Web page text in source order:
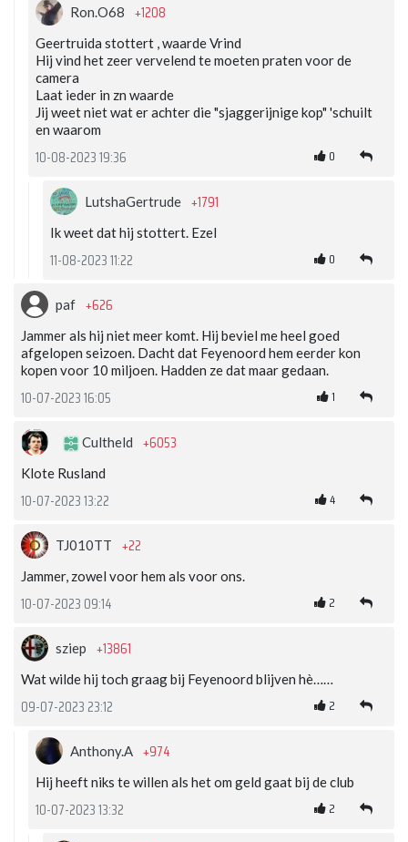
Ron.O68 +1208
Geertruida stottert , waarde Vrind
Hij vind het zeer vervelend te moeten praten voor de
camera
Laat ieder in zn waarde
Jij weet niet wat er achter die "sjaggerijnige kop" 'schuilt
en waarom
10-08-2023 19:36 0
LutshaGertrude +1791
Ik weet dat hij stottert. Ezel
11-08-2023 11:22 0
paf +626
Jammer als hij niet meer komt. Hij beviel me heel goed
afgelopen seizoen. Dacht dat Feyenoord hem eerder kon
kopen voor 10 miljoen. Hadden ze dat maar gedaan.
10-07-2023 16:05 1
Cultheld +6053
Klote Rusland
10-07-2023 13:22 4
TJ010TT +22
Jammer, zowel voor hem als voor ons.
10-07-2023 09:14 2
sziep +13861
Wat wilde hij toch graag bij Feyenoord blijven hè……
09-07-2023 23:12 2
Anthony.A +974
Hij heeft niks te willen als het om geld gaat bij de club
10-07-2023 13:32 2